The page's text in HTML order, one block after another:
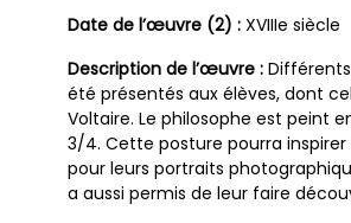
Date de l’œuvre (2) : XVIIIe siècle
Description de l’œuvre :
été présentés aux élèves, dont
Voltaire. Le philosophe est peint
3/4. Cette posture pourra inspirer
pour leurs portraits
a aussi permis de leur faire